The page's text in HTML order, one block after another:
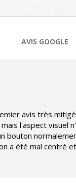
AVIS GOOGLE
avis très
l'aspect visuel
bouton
a été mal centré